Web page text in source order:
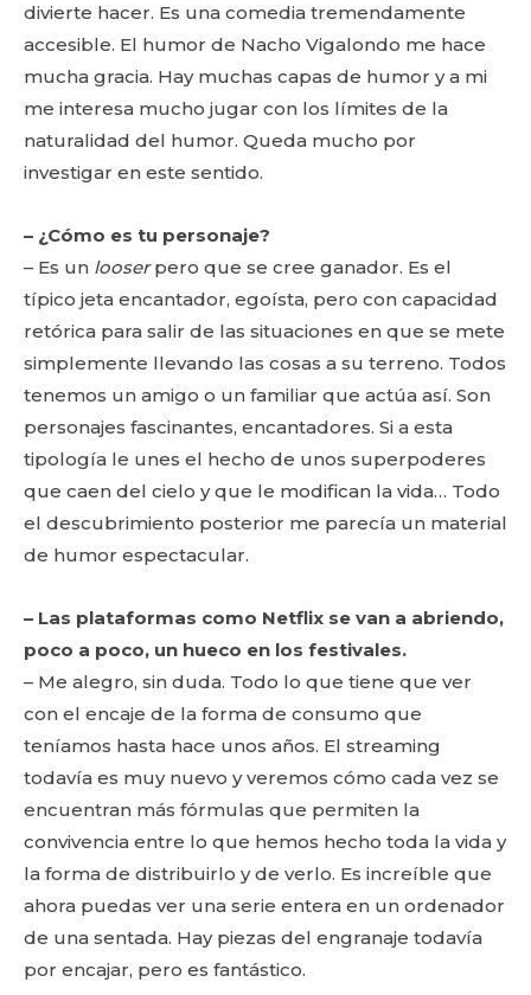
divierte hacer. Es una comedia tremendamente
accesible. El humor de Nacho Vigalondo me hace
mucha gracia. Hay muchas capas de humor y a mi
me interesa mucho jugar con los límites de la
naturalidad del humor. Queda mucho por
investigar en este sentido.
– ¿Cómo es tu personaje?
– Es un looserpero que se cree ganador. Es el
típico jeta encantador, egoísta, pero con capacidad
retórica para salir de las situaciones en que se mete
simplemente llevando las cosas a su terreno. Todos
tenemos un amigo o un familiar que actúa así. Son
personajes fascinantes, encantadores. Si a esta
tipología le unes el hecho de unos superpoderes
que caen del cielo y que le modifican la vida… Todo
el descubrimiento posterior me parecía un material
de humor espectacular.
– Las plataformas como Netflix se van a abriendo,
poco a poco, un hueco en los festivales.
– Me alegro, sin duda. Todo lo que tiene que ver
con el encaje de la forma de consumo que
teníamos hasta hace unos años. El streaming
todavía es muy nuevo y veremos cómo cada vez se
encuentran más fórmulas que permiten la
convivencia entre lo que hemos hecho toda la vida y
la forma de distribuirlo y de verlo. Es increíble que
ahora puedas ver una serie entera en un ordenador
de una sentada. Hay piezas del engranaje todavía
por encajar, pero es fantástico.